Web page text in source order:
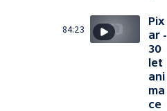
84:23
Pix
ar -
30
let
ani
ma
ce